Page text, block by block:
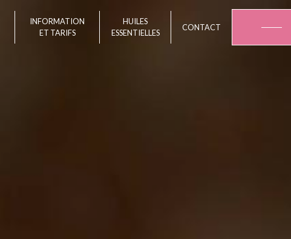
INFORMATION
ET TARIFS
HUILES
ESSENTIELLES
CONTACT